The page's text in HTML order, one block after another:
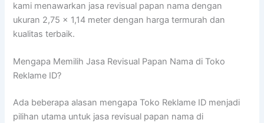
kami menawarkan jasa revisual papan nama dengan
ukuran 2,75 x 1,14 meter dengan harga termurah dan
kualitas terbaik.
Mengapa Memilih Jasa Revisual Papan Nama di Toko
Reklame ID?
Ada beberapa alasan mengapa Toko Reklame ID menjadi
pilihan utama untuk jasa revisual papan nama di